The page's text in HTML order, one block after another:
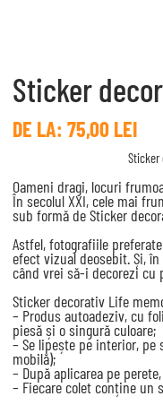
Sticker
DE LA: 75,00 LEI
Sticker
Oameni dragi, locuri
În secolul XXI, cele mai
sub formă de Sticker
Astfel, fotografiile
efect vizual deosebit. Și,
când vrei să-i decorezi cu
Sticker decorativ Life
– Produs autoadeziv, cu
piesă și o singură culoare;
– Se lipește pe interior,
mobilă);
– După aplicarea pe
– Fiecare colet conține